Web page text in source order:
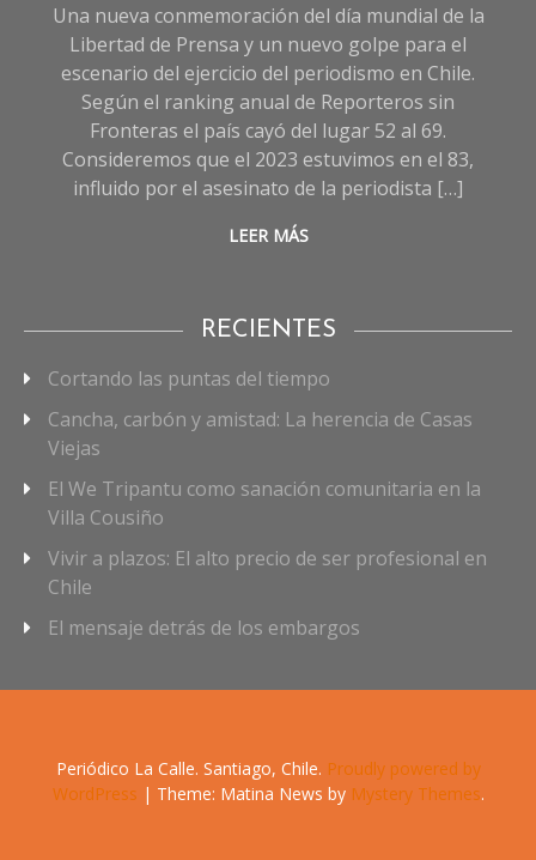
Una nueva conmemoración del día mundial de la
Libertad de Prensa y un nuevo golpe para el
escenario del ejercicio del periodismo en Chile.
Según el ranking anual de Reporteros sin
Fronteras el país cayó del lugar 52 al 69.
Consideremos que el 2023 estuvimos en el 83,
influido por el asesinato de la periodista […]
LEER MÁS
RECIENTES
Cortando las puntas del tiempo
Cancha, carbón y amistad: La herencia de Casas
Viejas
El We Tripantu como sanación comunitaria en la
Villa Cousiño
Vivir a plazos: El alto precio de ser profesional en
Chile
El mensaje detrás de los embargos
Periódico La Calle. Santiago, Chile. Proudly powered by
WordPress | Theme: Matina News by Mystery Themes.